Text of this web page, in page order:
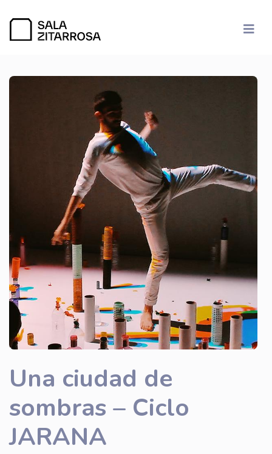
Una ciudad de
sombras – Ciclo
JARANA